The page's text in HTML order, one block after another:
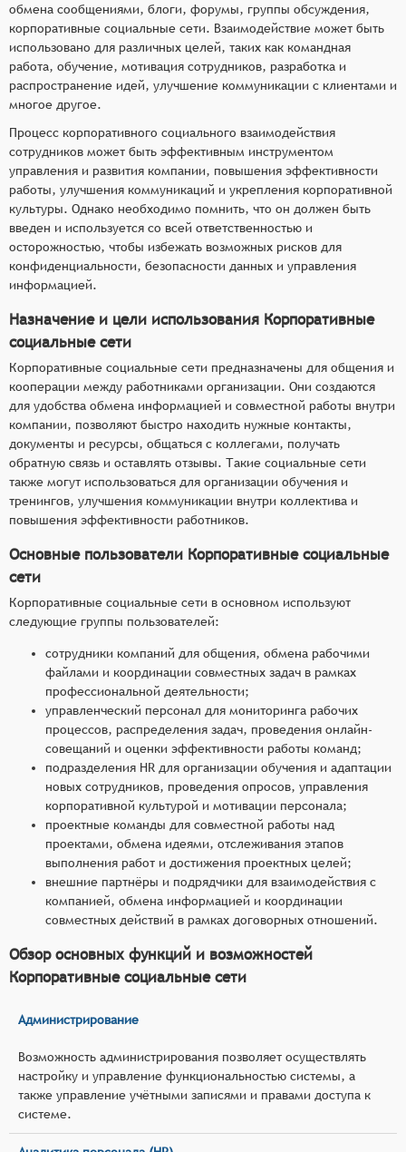
обмена сообщениями, блоги, форумы, группы обсуждения,
корпоративные социальные сети. Взаимодействие может быть
использовано для различных целей, таких как командная
работа, обучение, мотивация сотрудников, разработка и
распространение идей, улучшение коммуникации с клиентами и
многое другое.
Процесс корпоративного социального взаимодействия
сотрудников может быть эффективным инструментом
управления и развития компании, повышения эффективности
работы, улучшения коммуникаций и укрепления корпоративной
культуры. Однако необходимо помнить, что он должен быть
введен и используется со всей ответственностью и
осторожностью, чтобы избежать возможных рисков для
конфиденциальности, безопасности данных и управления
информацией.
Назначение и цели использования Корпоративные
социальные сети
Корпоративные социальные сети предназначены для общения и
кооперации между работниками организации. Они создаются
для удобства обмена информацией и совместной работы внутри
компании, позволяют быстро находить нужные контакты,
документы и ресурсы, общаться с коллегами, получать
обратную связь и оставлять отзывы. Такие социальные сети
также могут использоваться для организации обучения и
тренингов, улучшения коммуникации внутри коллектива и
повышения эффективности работников.
Основные пользователи Корпоративные социальные
сети
Корпоративные социальные сети в основном используют
следующие группы пользователей:
сотрудники компаний для общения, обмена рабочими
файлами и координации совместных задач в рамках
профессиональной деятельности;
управленческий персонал для мониторинга рабочих
процессов, распределения задач, проведения онлайн-
совещаний и оценки эффективности работы команд;
подразделения HR для организации обучения и адаптации
новых сотрудников, проведения опросов, управления
корпоративной культурой и мотивации персонала;
проектные команды для совместной работы над
проектами, обмена идеями, отслеживания этапов
выполнения работ и достижения проектных целей;
внешние партнёры и подрядчики для взаимодействия с
компанией, обмена информацией и координации
совместных действий в рамках договорных отношений.
Обзор основных функций и возможностей
Корпоративные социальные сети
Администрирование
Возможность администрирования позволяет осуществлять
настройку и управление функциональностью системы, а
также управление учётными записями и правами доступа к
системе.